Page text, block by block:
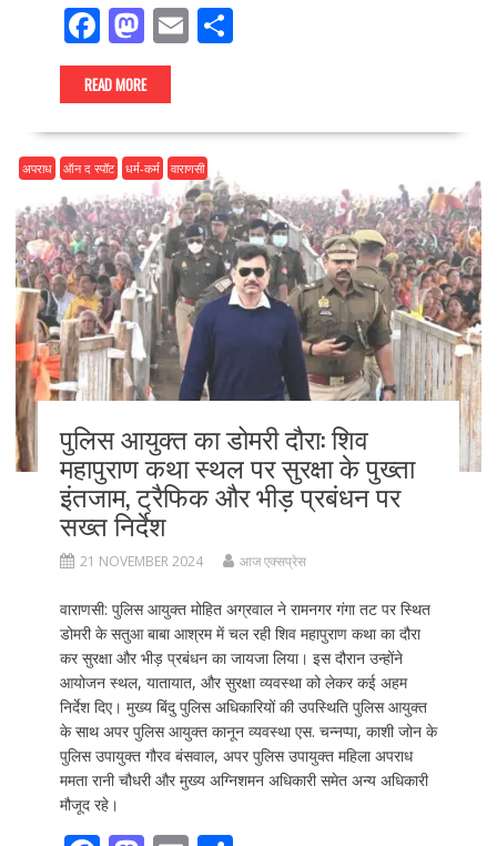
F
ac
e
b
o
o
k
M
as
to
d
o
n
E
l
S
e
READ MORE
अपराध ऑन द स्पॉट धर्म-कर्म वाराणसी
पुलिस आयुक्त का डोमरी दौरा: शिव
महापुराण कथा स्थल पर सुरक्षा के पुख्ता
इंतजाम, ट्रैफिक और भीड़ प्रबंधन पर
सख्त निर्देश
21 NOVEMBER 2024 आज एक्सप्रेस
वाराणसी: पुलिस आयुक्त मोहित अग्रवाल ने रामनगर गंगा तट पर स्थित
डोमरी के सतुआ बाबा आश्रम में चल रही शिव महापुराण कथा का दौरा
कर सुरक्षा और भीड़ प्रबंधन का जायजा लिया। इस दौरान उन्होंने
आयोजन स्थल, यातायात, और सुरक्षा व्यवस्था को लेकर कई अहम
निर्देश दिए। मुख्य बिंदु पुलिस अधिकारियों की उपस्थिति पुलिस आयुक्त
के साथ अपर पुलिस आयुक्त कानून व्यवस्था एस. चन्नप्पा, काशी जोन के
पुलिस उपायुक्त गौरव बंसवाल, अपर पुलिस उपायुक्त महिला अपराध
ममता रानी चौधरी और मुख्य अग्निशमन अधिकारी समेत अन्य अधिकारी
मौजूद रहे।